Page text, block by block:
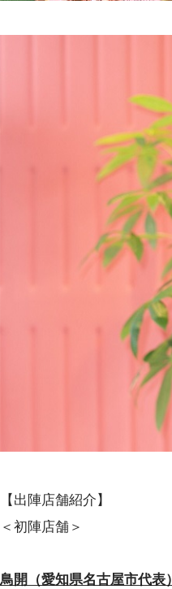
【出陣店舗紹介】
＜初陣店舗＞
鳥開（愛知県名古屋市代表）